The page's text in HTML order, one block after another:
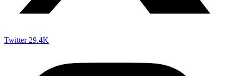
Twitter 29.4K